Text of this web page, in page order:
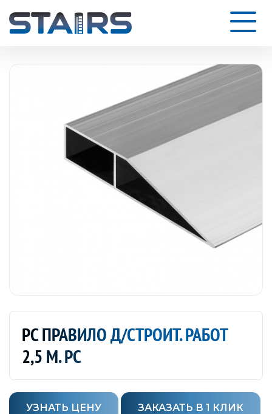
РС ПРАВИЛО Д/СТРОИТ. РАБОТ
2,5 М. РС
УЗНАТЬ ЦЕНУ ЗАКАЗАТЬ В 1 КЛИК